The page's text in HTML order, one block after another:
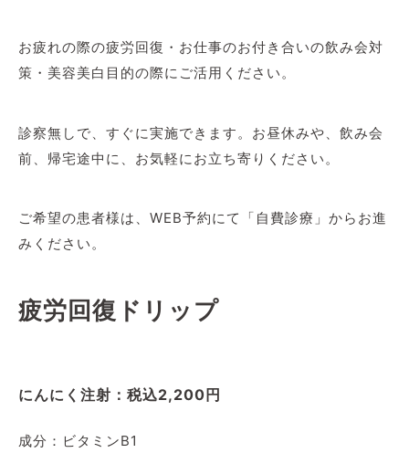
お疲れの際の疲労回復・お仕事のお付き合いの飲み会対
策・美容美白目的の際にご活用ください。
診察無しで、すぐに実施できます。お昼休みや、飲み会
前、帰宅途中に、お気軽にお立ち寄りください。
ご希望の患者様は、WEB予約にて「自費診療」からお進
みください。
疲労回復ドリップ
にんにく注射：税込2,200円
成分：ビタミンB1